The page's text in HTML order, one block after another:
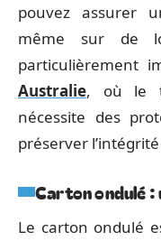
pouvez assurer
même sur de
particulièrement
Australie, où le
nécessite des
préserver
Carton ondulé
Le carton ondulé